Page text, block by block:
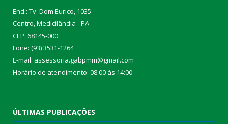
End.: Tv. Dom Eurico, 1035
Centro, Medicilândia - PA
CEP: 68145-000
Fone: (93) 3531-1264
E-mail: assessoria.gabpmm@gmail.com
Horário de atendimento: 08:00 às 14:00
ÚLTIMAS PUBLICAÇÕES